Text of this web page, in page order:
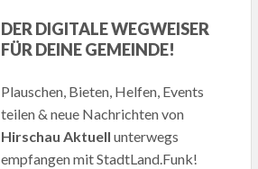
DER DIGITALE WEGWEISER
FÜR DEINE GEMEINDE!
Plauschen, Bieten, Helfen, Events
teilen & neue Nachrichten von
Hirschau Aktuell unterwegs
empfangen mit StadtLand.Funk!